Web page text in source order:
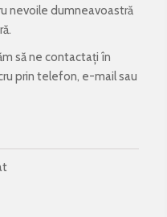
nevoile dumneavoastră
să ne contactați în
prin telefon, e-mail sau